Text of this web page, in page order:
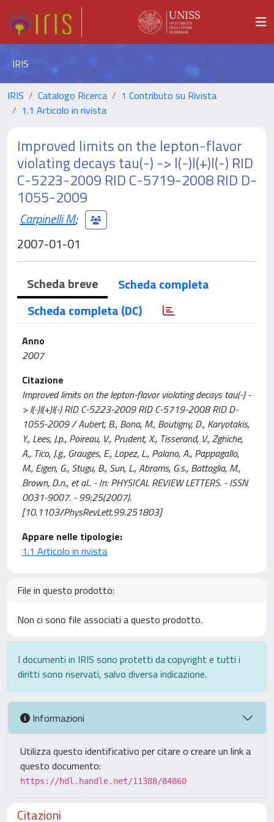
IRIS
IRIS Catalogo Ricerca
1 Contributo su Rivista
1.1 Articolo in rivista
Improved limits on the lepton-flavor
violating decays tau(-) -> l(-)l(+)l(-) RID
C-5223-2009 RID C-5719-2008 RID D-
1055-2009
Carpinelli M;
2007-01-01
Scheda breve
Scheda completa
Scheda completa (DC)
Anno
2007
Citazione
Improved limits on the lepton-flavor violating decays tau(-) -
> l(-)l(+)l(-) RID C-5223-2009 RID C-5719-2008 RID D-
1055-2009 / Aubert, B., Bona, M., Boutigny, D., Karyotakis,
Y., Lees, J.p., Poireau, V., Prudent, X., Tisserand, V., Zghiche,
A., Tico, J.g., Grauges, E., Lopez, L., Palano, A., Pappagallo,
M., Eigen, G., Stugu, B., Sun, L., Abrams, G.s., Battaglia, M.,
Brown, D.n., et al.. - In: PHYSICAL REVIEW LETTERS. - ISSN
0031-9007. - 99:25(2007).
[10.1103/PhysRevLett.99.251803]
Appare nelle tipologie:
1.1 Articolo in rivista
File in questo prodotto:
Non ci sono file associati a questo prodotto.
I documenti in IRIS sono protetti da copyright e tutti i
diritti sono riservati, salvo diversa indicazione.
Informazioni
Utilizza questo identificativo per citare o creare un link a
questo documento:
https://hdl.handle.net/11388/84860
Citazioni